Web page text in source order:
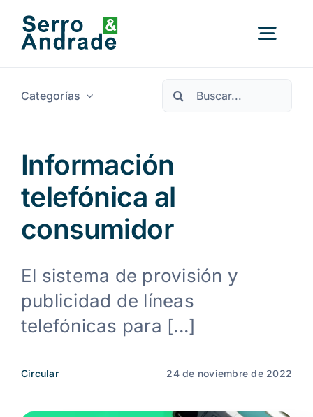
contenido
Ámbitos
Quiénes somos
Categorías
Buscar:
Información
telefónica al
consumidor
El sistema de provisión y
publicidad de líneas
telefónicas para [...]
Circular 24 de noviembre de 2022